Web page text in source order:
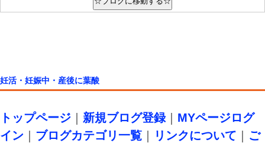
妊活・妊娠中・産後に葉酸
トップページ 新規ブログ登録｜ MYページログ
イン
ブログカテゴリ一覧 リンクについて
ご